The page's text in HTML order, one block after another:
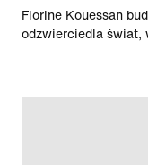
Florine Kouessan
odzwierciedla świat,